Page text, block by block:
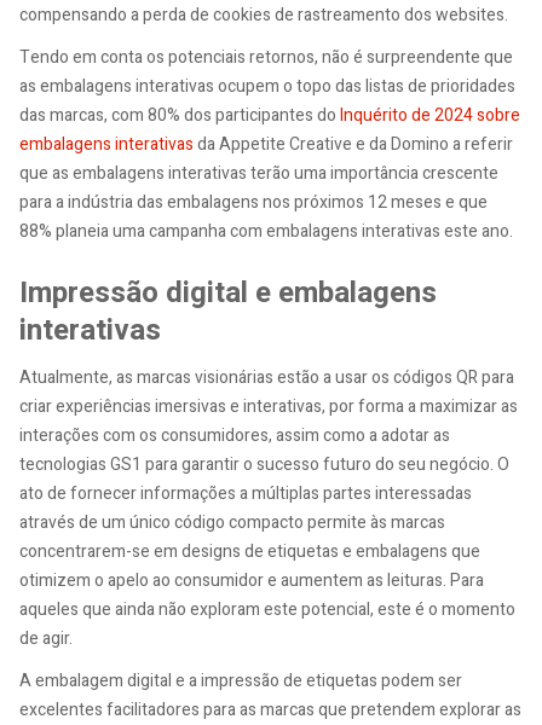
compensando a perda de cookies de rastreamento dos websites.
Tendo em conta os potenciais retornos, não é surpreendente que
as embalagens interativas ocupem o topo das listas de prioridades
das marcas, com 80% dos participantes doInquérito de 2024 sobre
embalagens interativasda Appetite Creative e da Domino a referir
que as embalagens interativas terão uma importância crescente
para a indústria das embalagens nos próximos 12 meses e que
88% planeia uma campanha com embalagens interativas este ano.
Impressão digital e embalagens
interativas
Atualmente, as marcas visionárias estão a usar os códigos QR para
criar experiências imersivas e interativas, por forma a maximizar as
interações com os consumidores, assim como a adotar as
tecnologias GS1 para garantir o sucesso futuro do seu negócio. O
ato de fornecer informações a múltiplas partes interessadas
através de um único código compacto permite às marcas
concentrarem-se em designs de etiquetas e embalagens que
otimizem o apelo ao consumidor e aumentem as leituras. Para
aqueles que ainda não exploram este potencial, este é o momento
de agir.
A embalagem digital e a impressão de etiquetas podem ser
excelentes facilitadores para as marcas que pretendem explorar as